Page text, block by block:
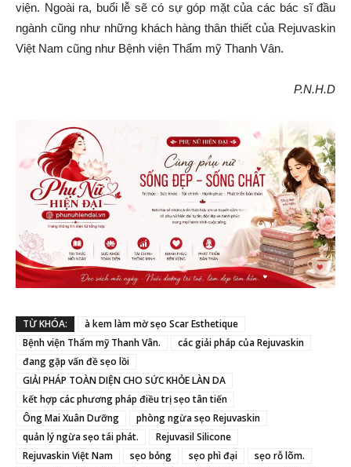
viện. Ngoài ra, buổi lễ sẽ có sự góp mặt của các bác sĩ đầu
ngành cũng như những khách hàng thân thiết của Rejuvaskin
Việt Nam cũng như Bệnh viện Thẩm mỹ Thanh Vân.
P.N.H.D
TỪ KHÓA:
à kem làm mờ sẹo Scar Esthetique
Bệnh viện Thẩm mỹ Thanh Vân.
các giải pháp của Rejuvaskin
đang gặp vấn đề sẹo lồi
GIẢI PHÁP TOÀN DIỆN CHO SỨC KHỎE LÀN DA
kết hợp các phương pháp điều trị sẹo tân tiến
Ông Mai Xuân Dưỡng
phòng ngừa sẹo Rejuvaskin
quản lý ngừa sẹo tái phát.
Rejuvasil Silicone
Rejuvaskin Việt Nam
sẹo bỏng sẹo phì đại
sẹo rỗ lõm.